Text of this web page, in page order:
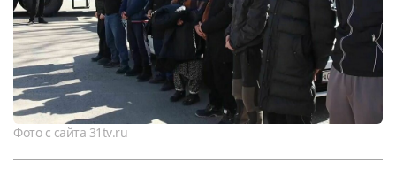
Фото с сайта 31tv.ru